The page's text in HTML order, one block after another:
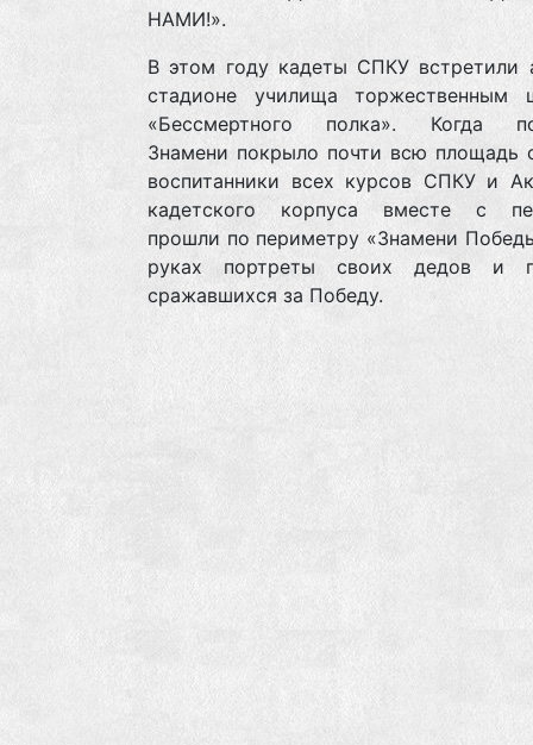
НАМИ!».
В этом году кадеты СПКУ встретили
стадионе училища торжественным
«Бессмертного полка». Когда
Знамени покрыло почти всю площадь
воспитанники всех курсов СПКУ и
кадетского корпуса вместе с
прошли по периметру «Знамени
руках портреты своих дедов и
сражавшихся за Победу.